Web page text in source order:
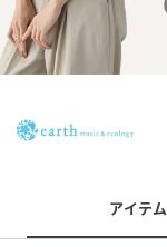
アイテム